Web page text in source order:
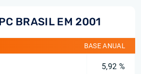
BRASIL EM 2001
BASE ANUAL
5,92 %